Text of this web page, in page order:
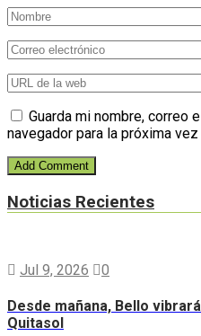
Guarda mi nombre, correo
navegador para la próxima
Noticias Recientes
Jul 9, 2026 0
Desde mañana, Bello
Quitasol